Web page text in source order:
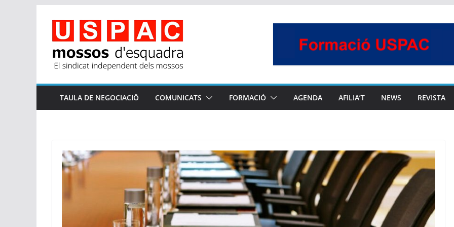
content
TAULA DE NEGOCIACIÖ COMUNICATS FORMACIÓ AGENDA AFILIA’T NEWS REVISTA